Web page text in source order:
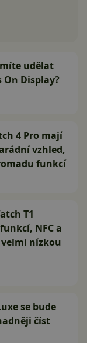
udělat
Display?
4 Pro mají
vzhled,
funkcí
T1
NFC a
nízkou
se bude
číst